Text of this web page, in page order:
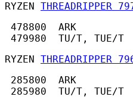
RYZEN THREADRIPPER
478800  ARK
479980  TU/T, TUE/T
RYZEN THREADRIPPER
285800  ARK
285980  TU/T, TUE/T